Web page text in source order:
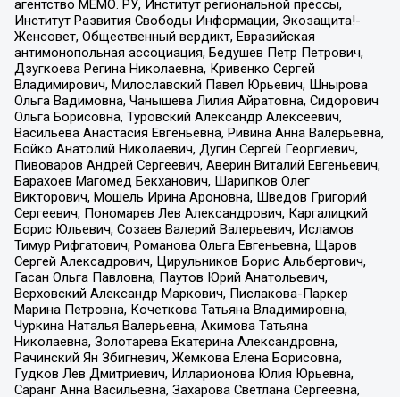
агентство МЕМО. РУ, Институт региональной прессы,
Институт Развития Свободы Информации, Экозащита!-
Женсовет, Общественный вердикт, Евразийская
антимонопольная ассоциация, Бедушев Петр Петрович,
Дзугкоева Регина Николаевна, Кривенко Сергей
Владимирович, Милославский Павел Юрьевич, Шнырова
Ольга Вадимовна, Чанышева Лилия Айратовна, Сидорович
Ольга Борисовна, Туровский Александр Алексеевич,
Васильева Анастасия Евгеньевна, Ривина Анна Валерьевна,
Бойко Анатолий Николаевич, Дугин Сергей Георгиевич,
Пивоваров Андрей Сергеевич, Аверин Виталий Евгеньевич,
Барахоев Магомед Бекханович, Шарипков Олег
Викторович, Мошель Ирина Ароновна, Шведов Григорий
Сергеевич, Пономарев Лев Александрович, Каргалицкий
Борис Юльевич, Созаев Валерий Валерьевич, Исламов
Тимур Рифгатович, Романова Ольга Евгеньевна, Щаров
Сергей Алексадрович, Цирульников Борис Альбертович,
Гасан Ольга Павловна, Паутов Юрий Анатольевич,
Верховский Александр Маркович, Пислакова-Паркер
Марина Петровна, Кочеткова Татьяна Владимировна,
Чуркина Наталья Валерьевна, Акимова Татьяна
Николаевна, Золотарева Екатерина Александровна,
Рачинский Ян Збигневич, Жемкова Елена Борисовна,
Гудков Лев Дмитриевич, Илларионова Юлия Юрьевна,
Саранг Анна Васильевна, Захарова Светлана Сергеевна,